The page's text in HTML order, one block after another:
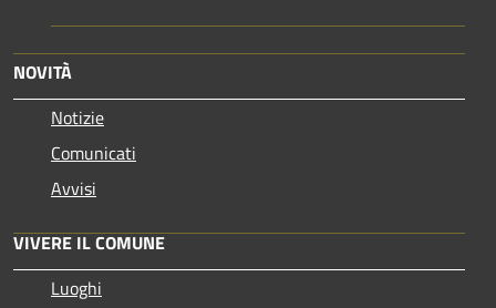
NOVITÀ
Notizie
Comunicati
Avvisi
VIVERE IL COMUNE
Luoghi